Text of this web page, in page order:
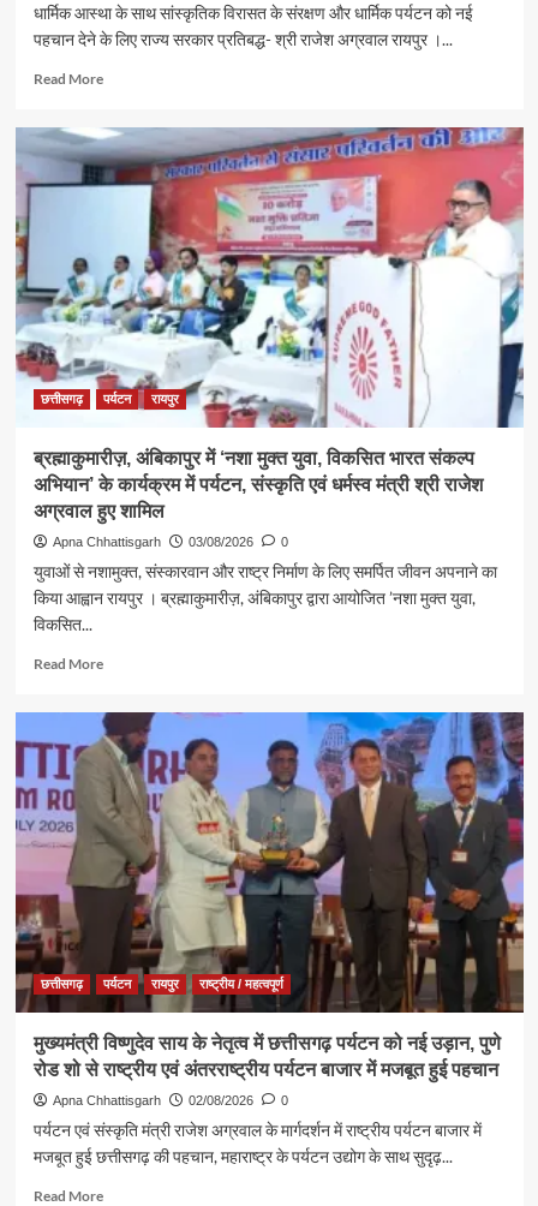
धार्मिक आस्था के साथ सांस्कृतिक विरासत के संरक्षण और धार्मिक पर्यटन को नई
पहचान देने के लिए राज्य सरकार प्रतिबद्ध- श्री राजेश अग्रवाल रायपुर ।...
Read MoreRead
श्रावण
के
प्रथम
कैबिनेट
मंत्री
श्री
राजेश
अग्रवाल
ने
लखनपुर
में
विधि-
विधान
जलाभिषेक,
प्रदेशवासियों
शांति,
और
खुशहाली
की
कामना
छत्तीसगढ़ पर्यटन रायपुर
ब्रह्माकुमारीज़, अंबिकापुर में ‘नशा मुक्त युवा, विकसित भारत संकल्प
अभियान’ के कार्यक्रम में पर्यटन, संस्कृति एवं धर्मस्व मंत्री श्री राजेश
अग्रवाल हुए शामिल
Apna Chhattisgarh 03/08/2026 0
युवाओं से नशामुक्त, संस्कारवान और राष्ट्र निर्माण के लिए समर्पित जीवन अपनाने का
किया आह्वान रायपुर । ब्रह्माकुमारीज़, अंबिकापुर द्वारा आयोजित ’नशा मुक्त युवा,
विकसित...
Read MoreRead
ब्रह्माकुमारीज़,
अंबिकापुर
मुक्त
युवा,
विकसित
भारत
संकल्प
अभियान’
कार्यक्रम
संस्कृति
एवं
धर्मस्व
श्री
राजेश
छत्तीसगढ़ पर्यटन रायपुर राष्ट्रीय / महत्वपूर्ण
मुख्यमंत्री विष्णुदेव साय के नेतृत्व में छत्तीसगढ़ पर्यटन को नई उड़ान, पुणे
रोड शो से राष्ट्रीय एवं अंतरराष्ट्रीय पर्यटन बाजार में मजबूत हुई पहचान
Apna Chhattisgarh 02/08/2026 0
पर्यटन एवं संस्कृति मंत्री राजेश अग्रवाल के मार्गदर्शन में राष्ट्रीय पर्यटन बाजार में
मजबूत हुई छत्तीसगढ़ की पहचान, महाराष्ट्र के पर्यटन उद्योग के साथ सुदृढ़...
Read MoreRead